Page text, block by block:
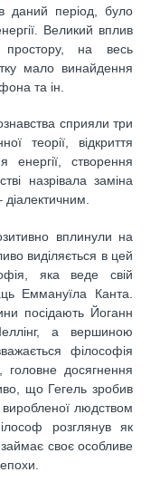
даний період, було
Великий вплив
простору, на весь
мало винайдення
та ін.
сприяли три
теорії, відкриття
енергії, створення
назрівала заміна
вплинули на
виділяється в цей
яка веде свій
Еммануїла Канта.
посідають Йоганн
а вершиною
філософія
головне досягнення
що Гегель зробив
виробленої людством
розглянув як
своє особливе